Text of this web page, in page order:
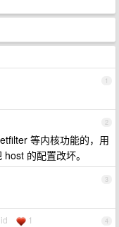
1
2
等内核功能的，用
的配置改坏。
3
4
1